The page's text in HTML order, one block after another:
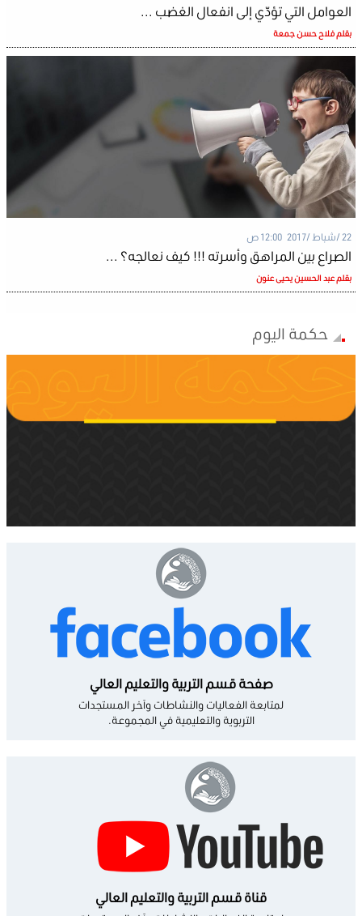
العوامل التي تؤدّي إلى انفعال الغضب ...
بقلم فلاح حسن جمعة
22 /شباط /2017 12:00 ص
الصراع بين المراهق وأسرته !!! كيف نعالجه؟ ...
بقلم عبد الحسين يحيى عنون
حكمة اليوم
صفحة قسم التربية والتعليم العالي
لمتابعة الفعاليات والنشاطات وآخر المستجدات
التربوية والتعليمية في المجموعة.
قناة قسم التربية والتعليم العالي